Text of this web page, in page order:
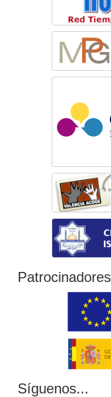
Patrocinadores
Síguenos...